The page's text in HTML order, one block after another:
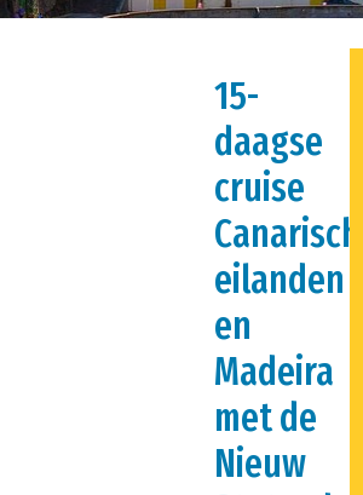
15-
daagse
cruise
Canarische
eilanden
en
Madeira
met de
Nieuw